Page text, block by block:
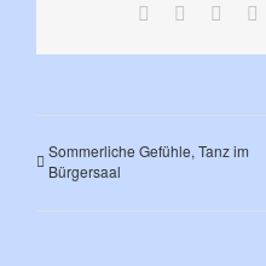
Facebook Reddit
Sommerliche Gefühle, Tanz im
Bürgersaal